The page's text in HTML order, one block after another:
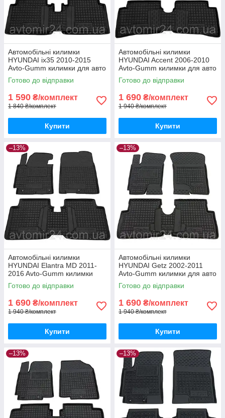
Автомобільні килимки
HYUNDAI ix35 2010-2015
Avto-Gumm килимки для авто
ХЮНДАЙ ix35 2010-2015
Автогум
Готово до відправки
1 590 ₴/комплект
1 840 ₴/комплект
Купити
Автомобільні килимки
HYUNDAI Accent 2006-2010
Avto-Gumm килимки для авто
ХЮНДАЙ Акцент 2006-2010
Автогум
Готово до відправки
1 690 ₴/комплект
1 940 ₴/комплект
Купити
–13%
Автомобільні килимки
HYUNDAI Elantra MD 2011-
2016 Avto-Gumm килимки
для авто ХЮНДАЙ Елантра
МД 2011-2016 Автогум
Готово до відправки
1 690 ₴/комплект
1 940 ₴/комплект
Купити
–13%
Автомобільні килимки
HYUNDAI Getz 2002-2011
Avto-Gumm килимки для авто
ХЮНДАЙ Гетц 2002-2011
Автогум
Готово до відправки
1 690 ₴/комплект
1 940 ₴/комплект
Купити
–13% –13%